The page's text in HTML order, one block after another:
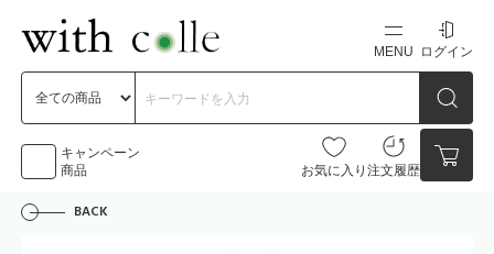
MENU
新規会員登録
ログイン
キャンペーン
商品
お気に入り 注文履歴
BACK